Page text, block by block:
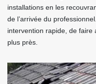
installations en les
de l’arrivée du
intervention rapide, de faire
plus près.